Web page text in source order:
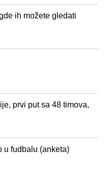
ih možete gledati
prvi put sa 48 timova,
u fudbalu (anketa)